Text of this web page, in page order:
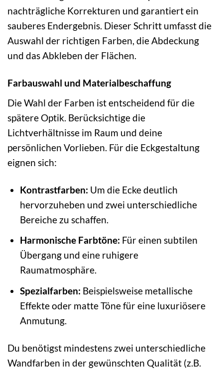
nachträgliche Korrekturen und garantiert ein
sauberes Endergebnis. Dieser Schritt umfasst die
Auswahl der richtigen Farben, die Abdeckung
und das Abkleben der Flächen.
Farbauswahl und Materialbeschaffung
Die Wahl der Farben ist entscheidend für die
spätere Optik. Berücksichtige die
Lichtverhältnisse im Raum und deine
persönlichen Vorlieben. Für die Eckgestaltung
eignen sich:
Kontrastfarben: Um die Ecke deutlich
hervorzuheben und zwei unterschiedliche
Bereiche zu schaffen.
Harmonische Farbtöne: Für einen subtilen
Übergang und eine ruhigere
Raumatmosphäre.
Spezialfarben: Beispielsweise metallische
Effekte oder matte Töne für eine luxuriösere
Anmutung.
Du benötigst mindestens zwei unterschiedliche
Wandfarben in der gewünschten Qualität (z.B.